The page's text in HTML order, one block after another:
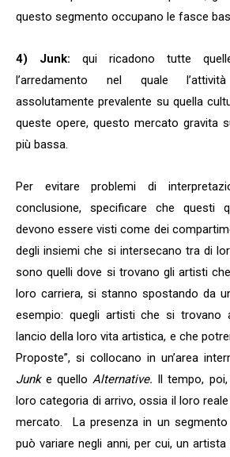
questo segmento occupano le fasce
4) Junk: qui ricadono tutte
l’arredamento nel quale
assolutamente prevalente su quella
queste opere, questo mercato gravita
più bassa.
Per evitare problemi di
conclusione, specificare che questi
devono essere visti come dei
degli insiemi che si intersecano tra di
sono quelli dove si trovano gli artisti
loro carriera, si stanno spostando da
esempio: quegli artisti che si trovano
lancio della loro vita artistica, e che
Proposte”, si collocano in un’area
Junke quelloAlternative.
Il tempo,
loro categoria di arrivo, ossia il loro
mercato.
La presenza in un
può variare negli anni, per cui, un